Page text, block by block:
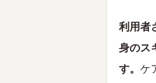
利用者
身のス
す。 ケ